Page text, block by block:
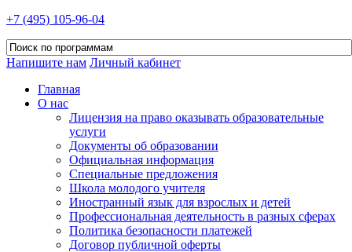
+7 (495) 105-96-04
Напишите нам Личный кабинет
Главная
О нас
Лицензия на право оказывать образовательные
услуги
Документы об образовании
Официальная информация
Специальные предложения
Школа молодого учителя
Иностранный язык для взрослых и детей
Профессиональная деятельность в разных сферах
Политика безопасности платежей
Договор публичной оферты